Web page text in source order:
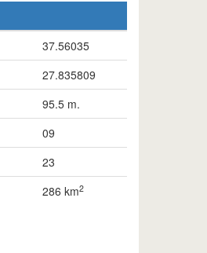
37.56035
27.835809
95.5 m.
09
23
286 km2